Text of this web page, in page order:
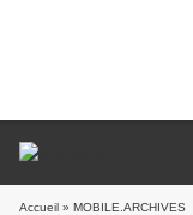
Accueil » MOBILE.ARCHIVES